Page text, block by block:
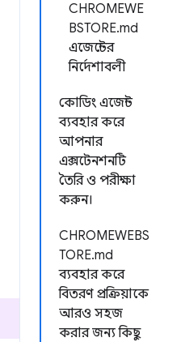
CHROMEWE
BSTORE.md
এজেন্টের
নির্দেশাবলী
কোডিং এজেন্ট
ব্যবহার করে
আপনার
এক্সটেনশনটি
তৈরি ও পরীক্ষা
করুন।
CHROMEWEBS
TORE.md
ব্যবহার করে
বিতরণ প্রক্রিয়াকে
আরও সহজ
করার জন্য কিছু